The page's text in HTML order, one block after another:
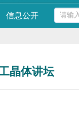
信息公开
晶体讲坛